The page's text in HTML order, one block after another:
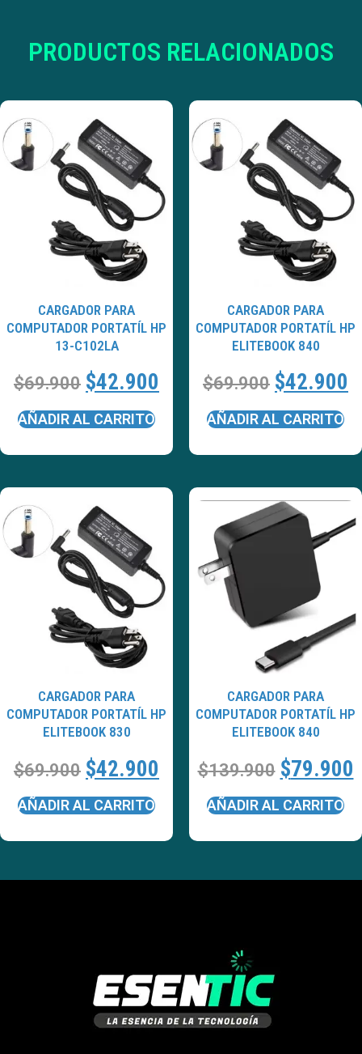
PRODUCTOS RELACIONADOS
CARGADOR PARA
COMPUTADOR PORTATÍL HP
13-C102LA
$69.900 $42.900
AÑADIR AL CARRITO
CARGADOR PARA
COMPUTADOR PORTATÍL HP
ELITEBOOK 840
$69.900 $42.900
AÑADIR AL CARRITO
CARGADOR PARA
COMPUTADOR PORTATÍL HP
ELITEBOOK 830
$69.900 $42.900
AÑADIR AL CARRITO
CARGADOR PARA
COMPUTADOR PORTATÍL HP
ELITEBOOK 840
$139.900 $79.900
AÑADIR AL CARRITO